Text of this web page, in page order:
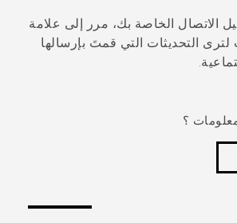
الاتصال الخاصة بك، مرر إلى علامة
لترى التحديثات التي قمتَ بإرسالها
؟